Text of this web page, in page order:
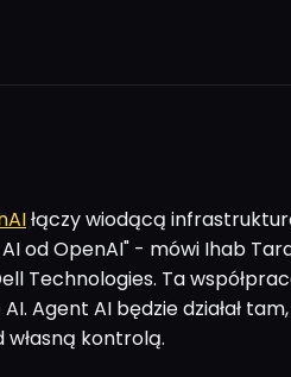
łączy wiodącą
od OpenAI" - mówi Ihab
Technologies. Ta
Agent AI będzie działał
kontrolą.